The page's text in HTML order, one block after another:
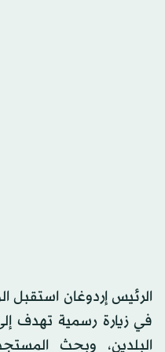
الرئيس إردوغان استقبل
في زيارة رسمية تهدف
البلدين، وبحث